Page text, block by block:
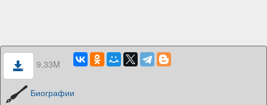
9.33M
Биографии